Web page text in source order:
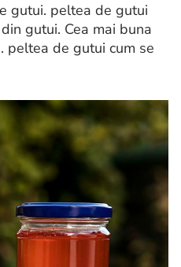
gutui. peltea de gutui
gutui. Cea mai buna
peltea de gutui cum se